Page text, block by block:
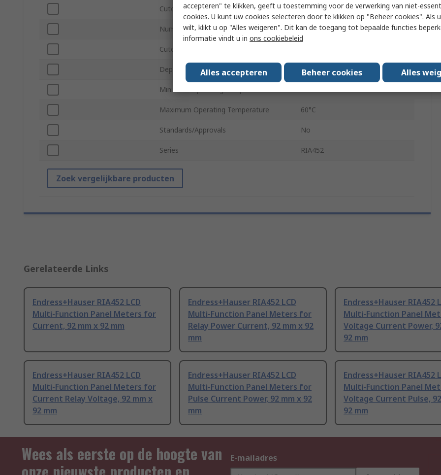
Cutout Height 92mm
Number of Digits 7
Cutout Width
Depth 150mm
Minimum Operating Temperature
Maximum Operating Temperature 60°C
Standards/Approvals No
Series RIA452
Zoek vergelijkbare producten
Gerelateerde Links
Endress+Hauser RIA452 LCD
Multi-Function Panel Meters for
Current, 92 mm x 92 mm
Endress+Hauser RIA452 LCD
Multi-Function Panel Meters for
Relay Power Current, 92 mm x 92
mm
Endress+Hauser RIA452
Multi-Function Panel
Voltage Current Power,
92 mm
Endress+Hauser RIA452 LCD
Multi-Function Panel Meters for
Current Relay Voltage, 92 mm x
92 mm
Endress+Hauser RIA452 LCD
Multi-Function Panel Meters for
Pulse Current Power, 92 mm x 92
mm
Endress+Hauser RIA452
Multi-Function Panel
Voltage Current Pulse,
92 mm
Wees als eerste op de hoogte van
E-mailadres
accepteren" te klikken, geeft u toestemming voor de verwerking van niet-
cookies. U kunt uw cookies selecteren door te klikken op "Beheer cookies". Als
wilt, klikt u op "Alles weigeren". Dit kan de toegang tot bepaalde functies
informatie vindt u in ons cookiebeleid
Alles accepteren Beheer cookies Alles